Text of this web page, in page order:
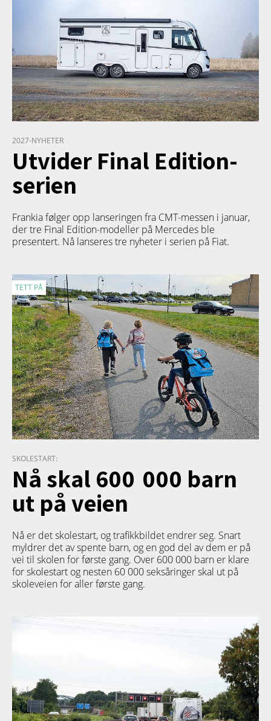
2027-NYHETER
Utvider Final Edition-
serien
Frankia følger opp lanseringen fra CMT-messen i januar,
der tre Final Edition-modeller på Mercedes ble
presentert. Nå lanseres tre nyheter i serien på Fiat.
TETT PÅ
SKOLESTART:
Nå skal 600 000 barn
ut på veien
Nå er det skolestart, og trafikkbildet endrer seg. Snart
myldrer det av spente barn, og en god del av dem er på
vei til skolen for første gang. Over 600 000 barn er klare
for skolestart og nesten 60 000 seksåringer skal ut på
skoleveien for aller første gang.